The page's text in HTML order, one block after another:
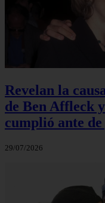
Revelan la
de Ben Affleck
cumplió ante
29/07/2026